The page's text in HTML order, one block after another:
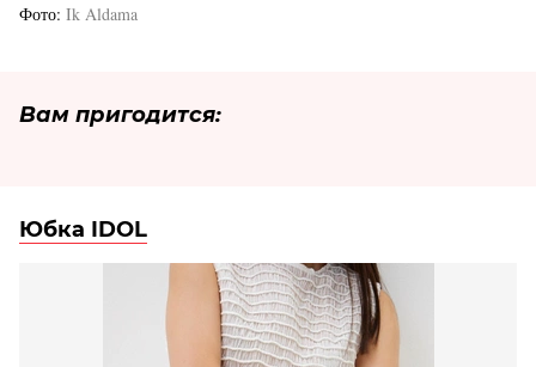
Фото Ik Aldama
Вам пригодится:
Юбка IDOL